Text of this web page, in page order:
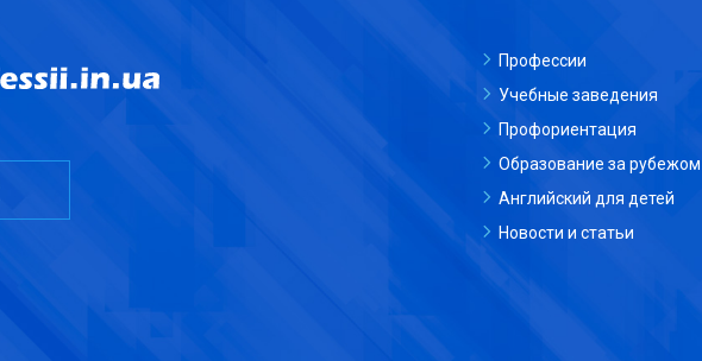
Профессии
Учебные заведения
Профориентация
Образование за рубежом
Английский для детей
Новости и статьи